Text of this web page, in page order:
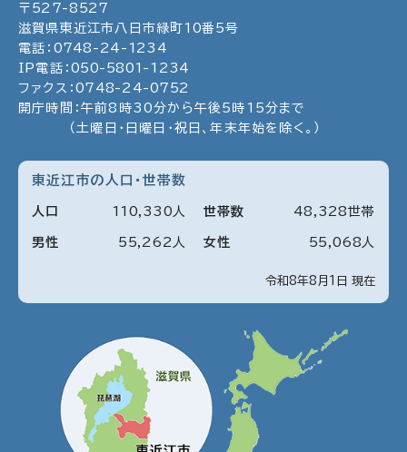
〒 527-8527
滋賀県東近江市八日市緑町10番5号
電話： 0748 - 24 - 1234
IP電話： 050- 5801 - 1234
ファクス： 0748- 24-0752
開庁時間：午前8時30分から午後5時15分まで
（土曜日・日曜日・祝日、年末年始を除く。）
東近江市の人口・世帯数
令和8年8月1日 現在
人口 110 330 人
男性 55 262 人 女性 55 068 人
世帯数 48 328世帯